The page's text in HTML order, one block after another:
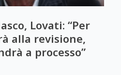
Lovati: “Per
alla revisione,
a processo”